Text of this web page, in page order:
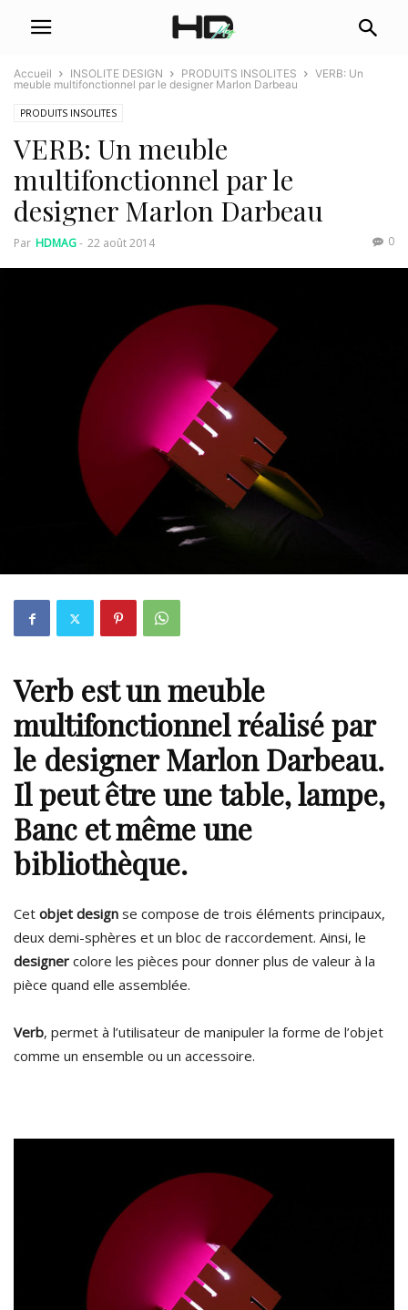
Accueil INSOLITE DESIGN PRODUITS INSOLITES
VERB: Un
meuble multifonctionnel par le designer Marlon Darbeau
PRODUITS INSOLITES
VERB: Un meuble
multifonctionnel par le
designer Marlon Darbeau
Par HDMAG- 22 août 2014 0
Verb est un meuble
multifonctionnel réalisé par
le designer Marlon Darbeau.
Il peut être une table, lampe,
Banc et même une
bibliothèque.
Cet objet design se compose de trois éléments principaux,
deux demi-sphères et un bloc de raccordement. Ainsi, le
designer colore les pièces pour donner plus de valeur à la
pièce quand elle assemblée.
Verb, permet à l’utilisateur de manipuler la forme de l’objet
comme un ensemble ou un accessoire.